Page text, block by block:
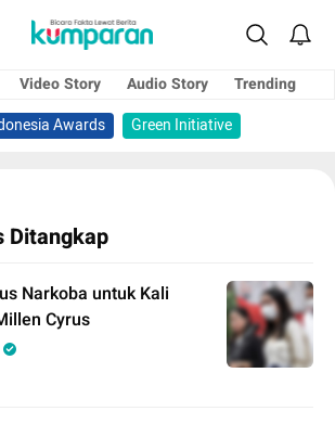
Video Story Audio Story
Trending
Awards
Green Initiative
Ditangkap
Narkoba untuk Kali
Cyrus